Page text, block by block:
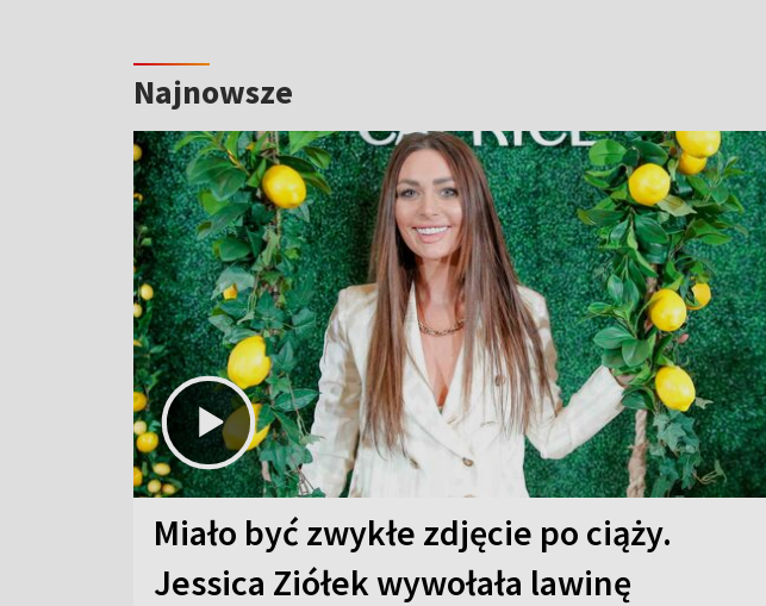
Najnowsze
Miało być zwykłe zdjęcie po ciąży.
Jessica Ziółek wywołała lawinę